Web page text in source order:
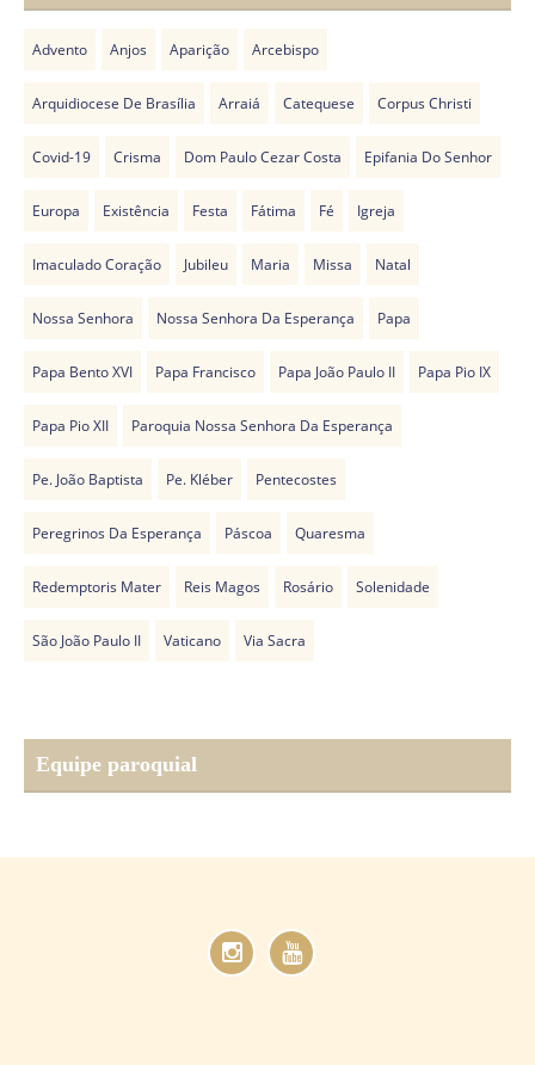
Advento Anjos Aparição Arcebispo
Arquidiocese De Brasília Arraiá Catequese Corpus Christi
Covid-19 Crisma Dom Paulo Cezar Costa Epifania Do Senhor
Europa Existência Festa Fátima Fé Igreja
Imaculado Coração Jubileu Maria Missa Natal
Nossa Senhora Nossa Senhora Da Esperança Papa
Papa Bento XVI Papa Francisco Papa João Paulo II Papa Pio IX
Papa Pio XII Paroquia Nossa Senhora Da Esperança
Pe. João Baptista Pe. Kléber Pentecostes
Peregrinos Da Esperança Páscoa Quaresma
Redemptoris Mater Reis Magos Rosário Solenidade
São João Paulo II Vaticano Via Sacra
Equipe paroquial